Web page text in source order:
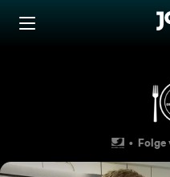
Zum Inhalt springen
Folge